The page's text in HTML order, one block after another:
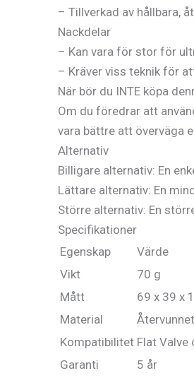
– Tillverkad av hållbara,
Nackdelar
– Kan vara för stor för
– Kräver viss teknik för
När bör du INTE köpa
Om du föredrar att
vara bättre att överväga
Alternativ
Billigare alternativ: En
Lättare alternativ: En
Större alternativ: En
Specifikationer
Egenskap
Värde
Vikt
70 g
Mått
69 x 39 x
Material
Kompatibilitet Flat Valve
Garanti
5 år